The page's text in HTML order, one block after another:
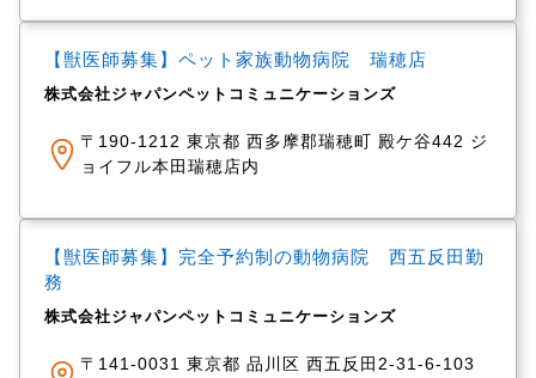
【獣医師募集】ペット家族動物病院 瑞穂店
株式会社ジャパンペットコミュニケーションズ
〒190-1212 東京都 西多摩郡瑞穂町 殿ケ谷442 ジ
ョイフル本田瑞穂店内
【獣医師募集】完全予約制の動物病院 西五反田勤
務
株式会社ジャパンペットコミュニケーションズ
〒141-0031 東京都 品川区 西五反田2-31-6-103